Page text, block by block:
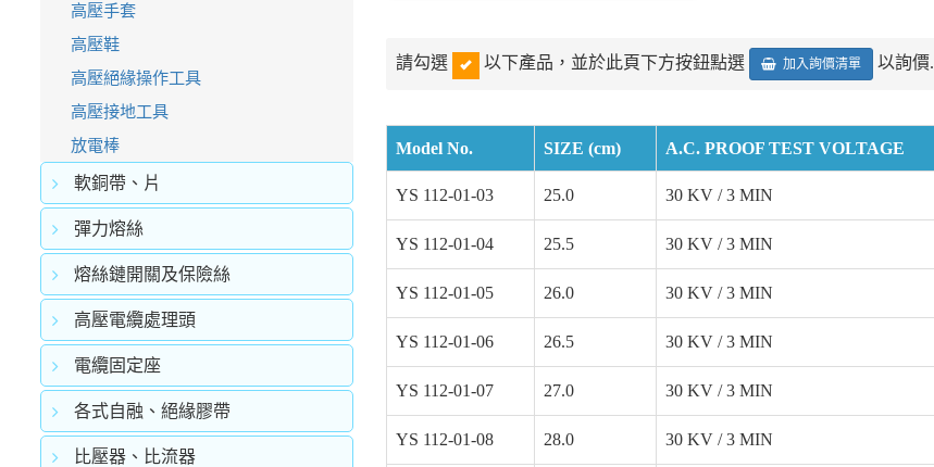
高壓手套
高壓鞋
高壓絕緣操作工具
高壓接地工具
放電棒
軟銅帶、片
彈力熔絲
熔絲鏈開關及保險絲
高壓電纜處理頭
電纜固定座
各式自融、絕緣膠帶
比壓器、比流器
請勾選 以下產品，並於此頁下方按鈕點選 加入詢價清單 以詢價.
SIZE (cm) A.C. PROOF TEST VOLTAGE
YS 112-01-03 25.0 30 KV / 3 MIN
YS 112-01-04 25.5 30 KV / 3 MIN
YS 112-01-05 26.0 30 KV / 3 MIN
YS 112-01-06 26.5 30 KV / 3 MIN
YS 112-01-07 27.0 30 KV / 3 MIN
YS 112-01-08 28.0 30 KV / 3 MIN